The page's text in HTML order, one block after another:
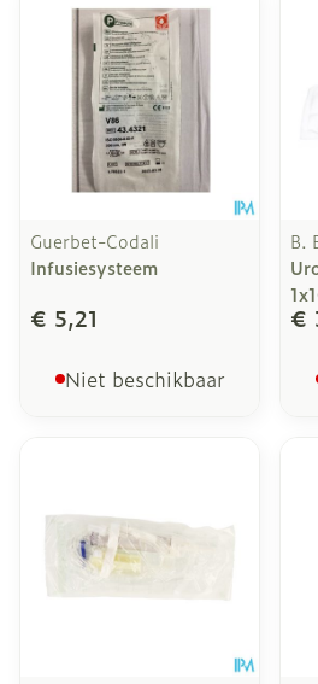
Guerbet-Codali
Infusiesysteem
€ 5,21
Niet beschikbaar
B.
€